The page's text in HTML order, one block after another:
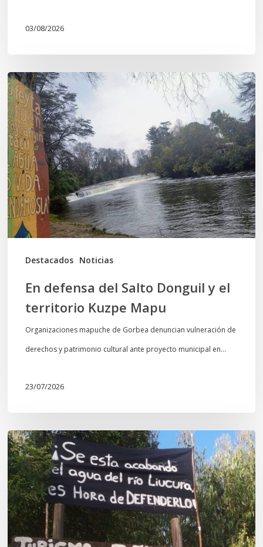
03/08/2026
Destacados Noticias
En
defensa
del
Salto
Donguil
y
el
territorio
Kuzpe
Mapu
En defensa del Salto Donguil y el
territorio Kuzpe Mapu
Organizaciones mapuche de Gorbea denuncian vulneración de
derechos y patrimonio cultural ante proyecto municipal en…
23/07/2026
Newen
Leufu
Ligkusra:
«el
Leufu
es